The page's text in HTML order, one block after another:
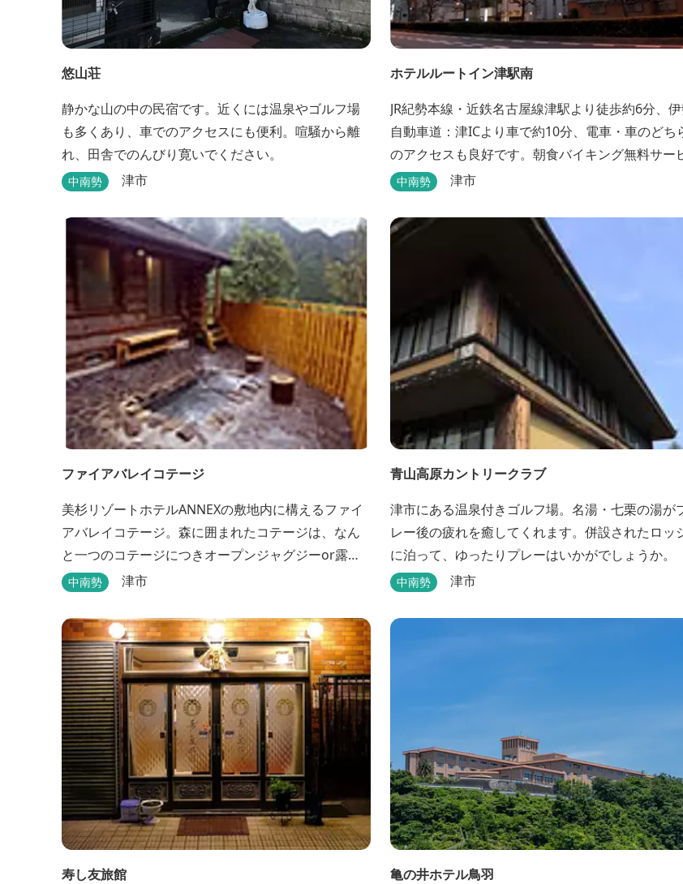
悠山荘
静かな山の中の民宿です。近くには温泉やゴルフ場
も多くあり、車でのアクセスにも便利。喧騒から離
れ、田舎でのんびり寛いでください。
中南勢 津市
ホテルルートイン津駅南
JR紀勢本線・近鉄名古屋線津駅より徒歩約6分、
自動車道：津ICより車で約10分、電車・車のどち
のアクセスも良好です。朝食バイキング無料サー
ス、大浴場完備、平面駐車場40台・立体駐車場34
ける快適なホテルライフをご提供します。
中南勢 津市
ファイアバレイコテージ
美杉リゾートホテルANNEXの敷地内に構えるファイ
アバレイコテージ。森に囲まれたコテージは、なん
と一つのコテージにつきオープンジャグジーor露天
風呂が備え付けてある。あなただけの特別な時間を
中南勢 津市
青山高原カントリークラブ
津市にある温泉付きゴルフ場。名湯・七栗の湯が
レー後の疲れを癒してくれます。併設されたロッ
に泊って、ゆったりプレーはいかがでしょうか。
中南勢 津市
寿し友旅館
亀の井ホテル鳥羽